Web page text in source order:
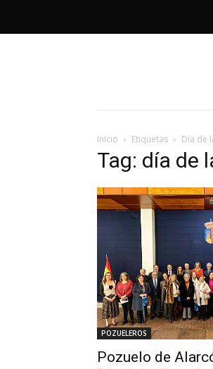
Inicio Etiquetas Día de
Tag: día de
POZUELEROS
Pozuelo de